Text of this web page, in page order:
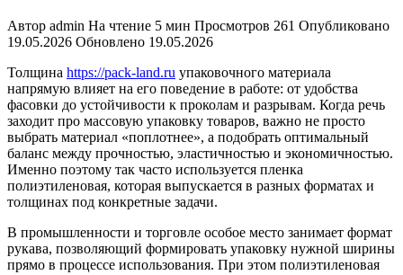
Автор admin На чтение 5 мин Просмотров 261 Опубликовано
19.05.2026 Обновлено 19.05.2026
Толщина https://pack-land.ru упаковочного материала
напрямую влияет на его поведение в работе: от удобства
фасовки до устойчивости к проколам и разрывам. Когда речь
заходит про массовую упаковку товаров, важно не просто
выбрать материал «поплотнее», а подобрать оптимальный
баланс между прочностью, эластичностью и экономичностью.
Именно поэтому так часто используется пленка
полиэтиленовая, которая выпускается в разных форматах и
толщинах под конкретные задачи.
В промышленности и торговле особое место занимает формат
рукава, позволяющий формировать упаковку нужной ширины
прямо в процессе использования. При этом полиэтиленовая